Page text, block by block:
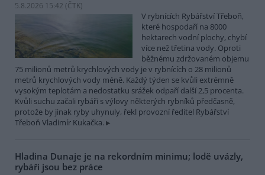
5.8.2026 15:42 (ČTK)
V rybnících Rybářství Třeboň,
které hospodaří na 8000
hektarech vodní plochy, chybí
více než třetina vody. Oproti
běžnému zdržovaném objemu
75 milionů metrů krychlových vody je v rybnících o 28 milionů
metrů krychlových vody méně. Každý týden se kvůli extrémně
vysokým teplotám a nedostatku srážek odpaří další 2,5 procenta.
Kvůli suchu začali rybáři s výlovy některých rybníků předčasně,
protože by jinak ryby uhynuly, řekl provozní ředitel Rybářství
Třeboň Vladimír Kukačka.
Hladina Dunaje je na rekordním minimu; lodě uvázly,
rybáři jsou bez práce